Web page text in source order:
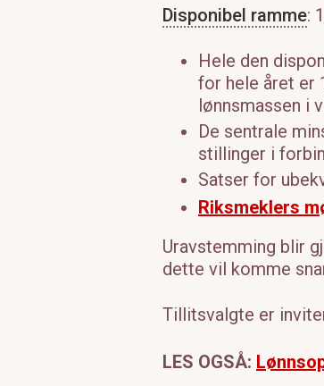
Disponibel ramme:
Hele den
for hele året er
lønnsmassen i
De sentrale
stillinger i
Satser for
Riksmeklers
Uravstemming blir
dette vil komme
Tillitsvalgte er
LES OGSÅ: